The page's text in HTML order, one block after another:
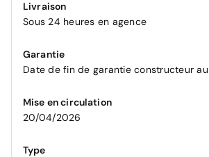
Livraison
Sous 24 heures en agence
Garantie
Date de fin de garantie constructeur
Mise en circulation
20/04/2026
Type